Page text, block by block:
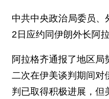
中共中央政治局委员、
2日应约同伊朗外长阿
阿拉格齐通报了地区局
二次在伊美谈判期间对
判已取得积极进展，但